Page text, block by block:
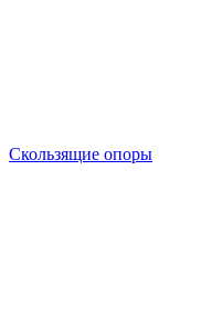
Скользящие опоры